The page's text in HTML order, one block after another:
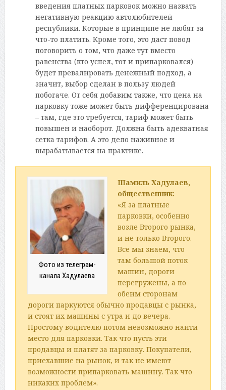
введения платных парковок можно назвать
негативную реакцию автолюбителей
республики. Которые в принципе не любят за
что-то платить. Кроме того, это даст повод
поговорить о том, что даже тут вместо
равенства (кто успел, тот и припарковался)
будет превалировать денежный подход, а
значит, выбор сделан в пользу людей
побогаче. От себя добавим также, что цена на
парковку тоже может быть дифференцирована
– там, где это требуется, тариф может быть
повышен и наоборот. Должна быть адекватная
сетка тарифов. А это дело наживное и
вырабатывается на практике.
Фото из телеграм-
канала Хадулаева
Шамиль Хадулаев,
общественник:
«Я за платные
парковки, особенно
возле Второго рынка,
и не только Второго.
Все мы знаем, что
там большой поток
машин, дороги
перегружены, а по
обеим сторонам
дороги паркуются обычно продавцы с рынка,
и стоят их машины с утра и до вечера.
Простому водителю потом невозможно найти
место для парковки. Так что пусть эти
продавцы и платят за парковку. Покупатели,
приехавшие на рынок, и так не имеют
возможности припарковать машину. Так что
никаких проблем».